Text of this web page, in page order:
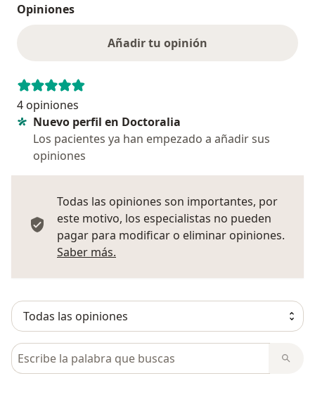
Opiniones
Añadir tu opinión
4 opiniones
Nuevo perfil en Doctoralia
Los pacientes ya han empezado a añadir sus
opiniones
Todas las opiniones son importantes, por
este motivo, los especialistas no pueden
pagar para modificar o eliminar opiniones.
Saber más.
Busca en opiniones